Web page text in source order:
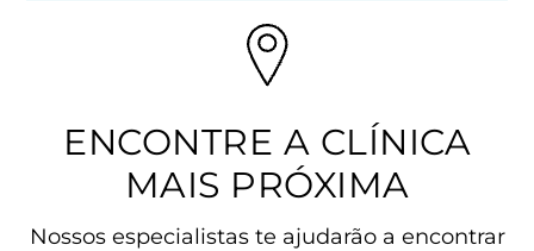
ENCONTRE A CLÍNICA
MAIS PRÓXIMA
Nossos especialistas te ajudarão a encontrar